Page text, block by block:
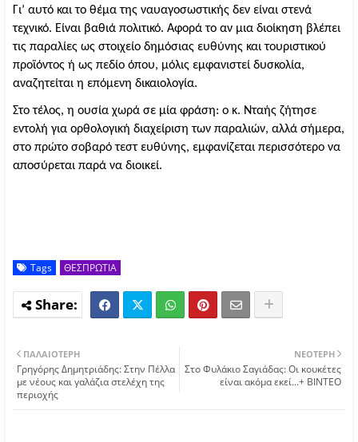
Γι’ αυτό και το θέμα της ναυαγοσωστικής δεν είναι στενά
τεχνικό. Είναι βαθιά πολιτικό. Αφορά το αν μια διοίκηση βλέπει
τις παραλίες ως στοιχείο δημόσιας ευθύνης και τουριστικού
προϊόντος ή ως πεδίο όπου, μόλις εμφανιστεί δυσκολία,
αναζητείται η επόμενη δικαιολογία.
Στο τέλος, η ουσία χωρά σε μία φράση: ο κ. Νταής ζήτησε
εντολή για ορθολογική διαχείριση των παραλιών, αλλά σήμερα,
στο πρώτο σοβαρό τεστ ευθύνης, εμφανίζεται περισσότερο να
αποσύρεται παρά να διοικεί.
Tags ΘΕΣΠΡΩΤΙΑ
ΝΕΌΤΕΡΗ
Στο Φυλάκιο Σαγιάδας: Οι κουκέτες
είναι ακόμα εκεί...+ ΒΙΝΤΕΟ
ΠΑΛΑΙΌΤΕΡΗ
Γρηγόρης Δημητριάδης: Στην Πέλλα
με νέους και γαλάζια στελέχη της
περιοχής